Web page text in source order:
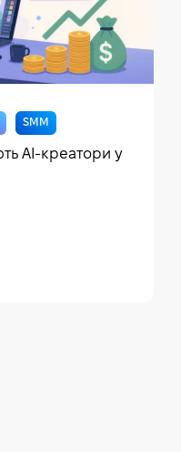
SMM
AI-креатори у